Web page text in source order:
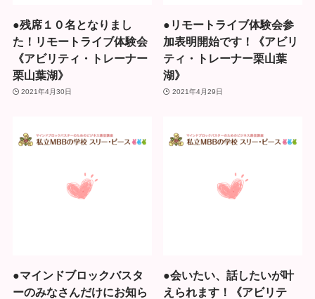
●残席１０名となりまし
た！リモートライブ体験会
《アビリティ・トレーナー
栗山葉湖》
2021年4月30日
●リモートライブ体験会参
加表明開始です！《アビリ
ティ・トレーナー栗山葉
湖》
2021年4月29日
●マインドブロックバスタ
ーのみなさんだけにお知ら
●会いたい、話したいが叶
えられます！《アビリテ